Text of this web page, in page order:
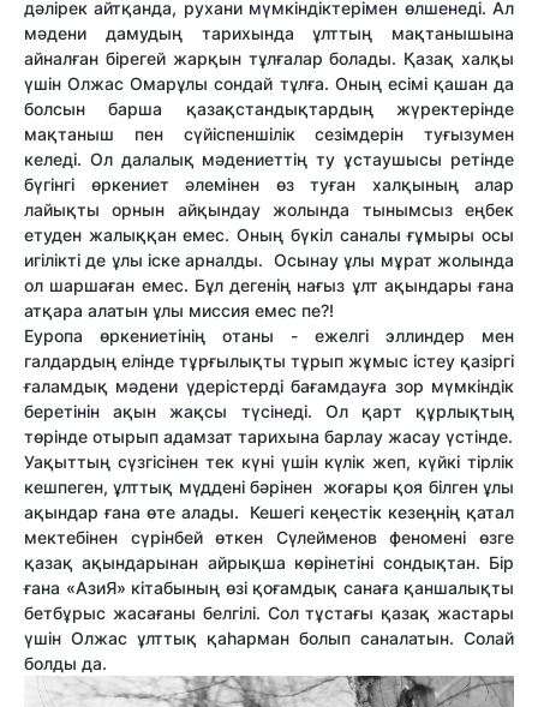
дәлірек айтқанда, рухани мүмкіндіктерімен өлшенеді. Ал
мәдени дамудың тарихында ұлттың мақтанышына
айналған бірегей жарқын тұлғалар болады. Қазақ халқы
үшін Олжас Омарұлы сондай тұлға. Оның есімі қашан да
болсын барша қазақстандықтардың жүректерінде
мақтаныш пен сүйіспеншілік сезімдерін туғызумен
келеді. Ол далалық мәдениеттің ту ұстаушысы ретінде
бүгінгі өркениет әлемінен өз туған халқының алар
лайықты орнын айқындау жолында тынымсыз еңбек
етуден жалыққан емес. Оның бүкіл саналы ғұмыры осы
игілікті де ұлы іске арналды. Осынау ұлы мұрат жолында
ол шаршаған емес. Бұл дегенің нағыз ұлт ақындары ғана
атқара алатын ұлы миссия емес пе?!
Еуропа өркениетінің отаны - ежелгі эллиндер мен
галдардың елінде тұрғылықты тұрып жұмыс істеу қазіргі
ғаламдық мәдени үдерістерді бағамдауға зор мүмкіндік
беретінін ақын жақсы түсінеді. Ол қарт құрлықтың
төрінде отырып адамзат тарихына барлау жасау үстінде.
Уақыттың сүзгісінен тек күні үшін күлік жеп, күйкі тірлік
кешпеген, ұлттық мүддені бәрінен жоғары қоя білген ұлы
ақындар ғана өте алады. Кешегі кеңестік кезеңнің қатал
мектебінен сүрінбей өткен Сүлейменов феномені өзге
қазақ ақындарынан айрықша көрінетіні сондықтан. Бір
ғана «АзиЯ» кітабының өзі қоғамдық санаға қаншалықты
бетбұрыс жасағаны белгілі. Сол тұстағы қазақ жастары
үшін Олжас ұлттық қаһарман болып саналатын. Солай
болды да.